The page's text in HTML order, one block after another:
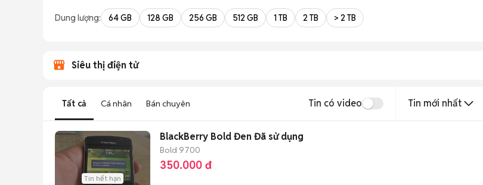
Dung lượng: 64 GB 128 GB 256 GB 512 GB 1 TB 2 TB > 2 TB
Siêu thị điện tử
Tất cả Cá nhân Bán chuyên Tin có video Tin mới nhất
Tin hết hạn
BlackBerry Bold Đen Đã sử dụng
Bold 9700
350.000 đ